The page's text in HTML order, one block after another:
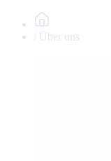
Über uns